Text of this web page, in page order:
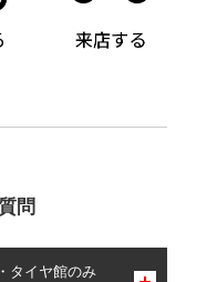
問
タイヤ館のみ